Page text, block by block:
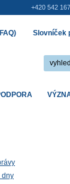
dny
Slovníček
+420 542 167